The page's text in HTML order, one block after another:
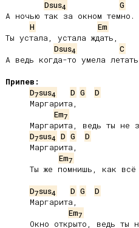
Dsus4
G
А ночью так за окном темно.
H
Em
Ты устала, устала ждать,
Dsus4
C
А ведь когда-то умела
Припев:
D7sus4 D G
D
Em7
D7sus4 D G
D
Em7
D7sus4 D G
D
Em7